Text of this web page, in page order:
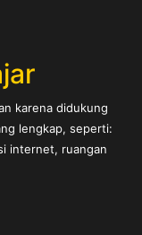
karena didukung
lengkap, seperti:
internet, ruangan